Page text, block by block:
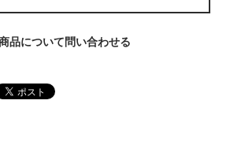
品について問い合わせる